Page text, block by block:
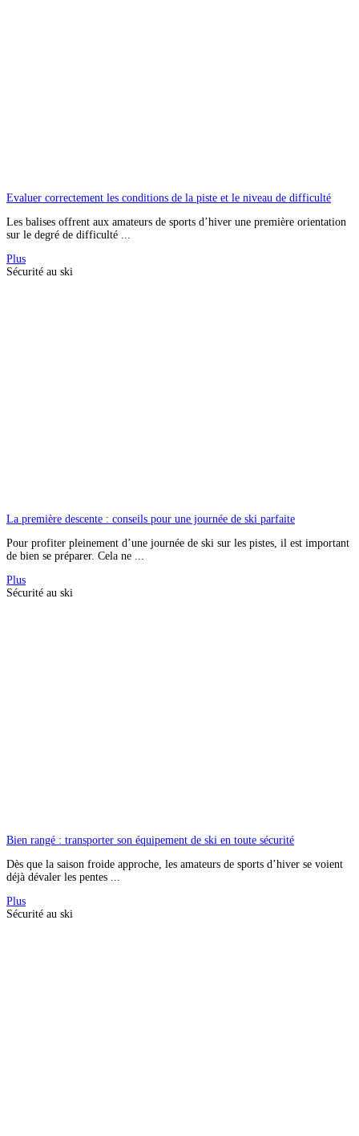
Evaluer correctement les conditions de la piste et le niveau de difficulté
Les balises offrent aux amateurs de sports d’hiver une première orientation
sur le degré de difficulté ...
Plus
Sécurité au ski
La première descente : conseils pour une journée de ski parfaite
Pour profiter pleinement d’une journée de ski sur les pistes, il est important
de bien se préparer. Cela ne ...
Plus
Sécurité au ski
Bien rangé : transporter son équipement de ski en toute sécurité
Dès que la saison froide approche, les amateurs de sports d’hiver se voient
déjà dévaler les pentes ...
Plus
Sécurité au ski